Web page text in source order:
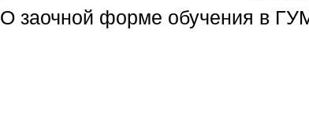
О заочной форме обучения в